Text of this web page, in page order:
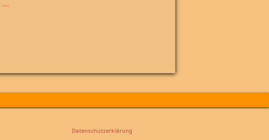
...
Datenschutzerklärung